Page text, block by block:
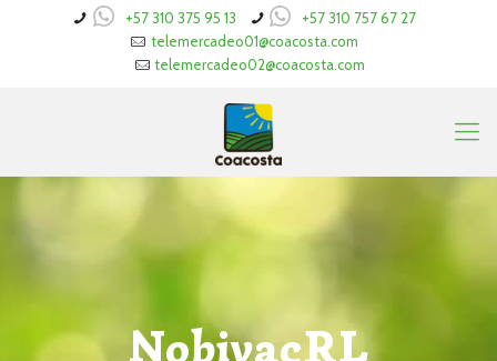
+57 310 375 95 13
+57 310 757 67 27
telemercadeo01@coacosta.com
telemercadeo02@coacosta.com
NobivacRL